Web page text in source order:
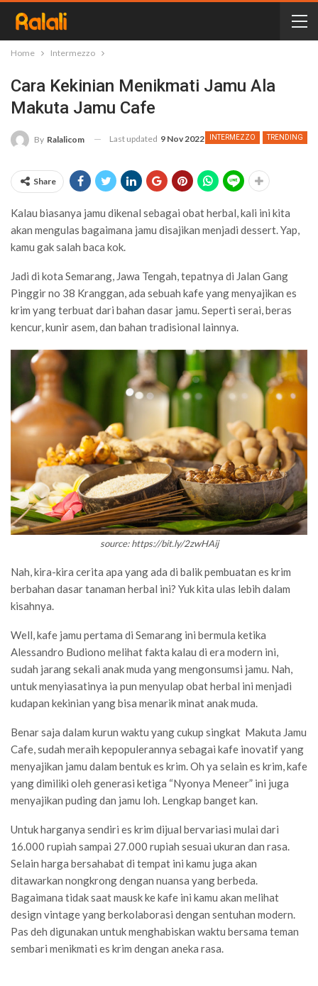
Home Intermezzo
Cara Kekinian Menikmati Jamu Ala
Makuta Jamu Cafe
INTERMEZZO TRENDING
By Ralalicom Last updated 9 Nov 2022
Share
Kalau biasanya jamu dikenal sebagai obat herbal, kali ini kita
akan mengulas bagaimana jamu disajikan menjadi dessert. Yap,
kamu gak salah baca kok.
Jadi di kota Semarang, Jawa Tengah, tepatnya di Jalan Gang
Pinggir no 38 Kranggan, ada sebuah kafe yang menyajikan es
krim yang terbuat dari bahan dasar jamu. Seperti serai, beras
kencur, kunir asem, dan bahan tradisional lainnya.
source: https://bit.ly/2zwHAij
Nah, kira-kira cerita apa yang ada di balik pembuatan es krim
berbahan dasar tanaman herbal ini? Yuk kita ulas lebih dalam
kisahnya.
Well, kafe jamu pertama di Semarang ini bermula ketika
Alessandro Budiono melihat fakta kalau di era modern ini,
sudah jarang sekali anak muda yang mengonsumsi jamu. Nah,
untuk menyiasatinya ia pun menyulap obat herbal ini menjadi
kudapan kekinian yang bisa menarik minat anak muda.
Benar saja dalam kurun waktu yang cukup singkat Makuta Jamu
Cafe, sudah meraih kepopulerannya sebagai kafe inovatif yang
menyajikan jamu dalam bentuk es krim. Oh ya selain es krim, kafe
yang dimiliki oleh generasi ketiga “Nyonya Meneer” ini juga
menyajikan puding dan jamu loh. Lengkap banget kan.
Untuk harganya sendiri es krim dijual bervariasi mulai dari
16.000 rupiah sampai 27.000 rupiah sesuai ukuran dan rasa.
Selain harga bersahabat di tempat ini kamu juga akan
ditawarkan nongkrong dengan nuansa yang berbeda.
Bagaimana tidak saat mausk ke kafe ini kamu akan melihat
design vintage yang berkolaborasi dengan sentuhan modern.
Pas deh digunakan untuk menghabiskan waktu bersama teman
sembari menikmati es krim dengan aneka rasa.